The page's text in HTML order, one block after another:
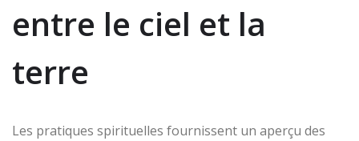
entre le ciel et la
terre
Les pratiques spirituelles fournissent un aperçu des